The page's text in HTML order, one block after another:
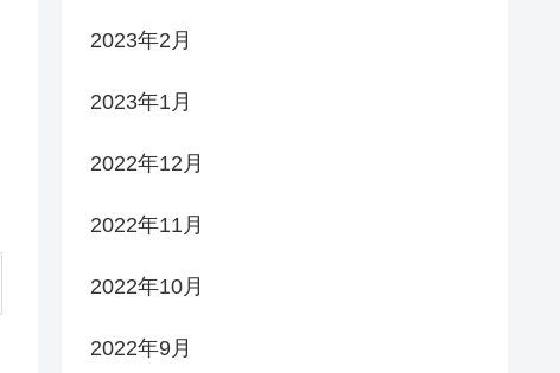
2023年2月
2023年1月
2022年12月
2022年11月
2022年10月
2022年9月